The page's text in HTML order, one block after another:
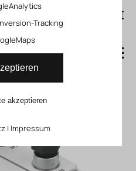
Suchen
0,00 €
CTEU
Tracking
akzeptieren
| Impressum